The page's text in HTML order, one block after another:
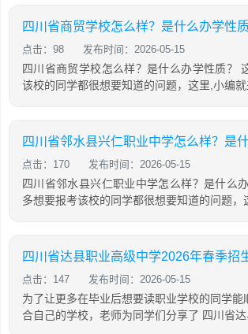
四川省商贸学校怎么样？是什么办学性质
点击：98 发布时间：2026-05-15
四川省商贸学校怎么样？是什么办学性质？
该校的同学都很想要知道的问题，这里,小编
点击：170 发布时间：2026-05-15
四川省邻水县兴仁职业中学怎么样？是什么
多想要报考该校的同学都很想要知道的问题，
四川省达县职业高级中学2026年春季招
点击：147 发布时间：2026-05-15
为了让更多在毕业后想要读职业学校的同学能
合自己的学校，老师为同学们分享了 四川省